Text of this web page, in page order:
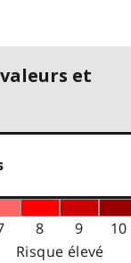
et
8 9
10
Risque élevé